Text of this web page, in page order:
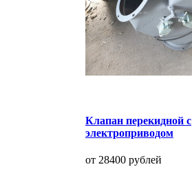
Клапан перекидной с
электроприводом
от 28400 рублей